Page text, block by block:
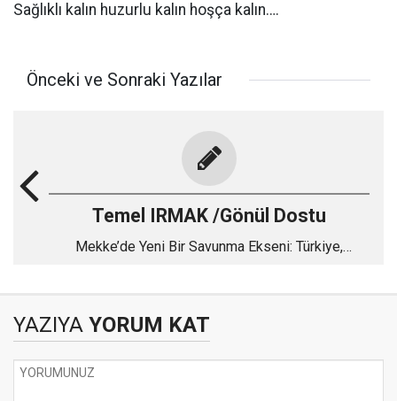
Sağlıklı kalın huzurlu kalın hoşça kalın….
Önceki ve Sonraki Yazılar
Temel IRMAK /Gönül Dostu
Mekke’de Yeni Bir Savunma Ekseni: Türkiye,
YAZIYA YORUM KAT